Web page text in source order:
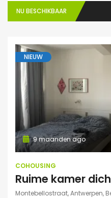
NU BESCHIKBAAR
NIEUW
9 maanden ago
COHOUSING
Ruime kamer
Montebellostraat, Antwerpen,